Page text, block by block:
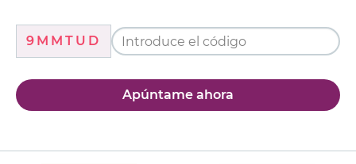
9MMTUD
Apúntame ahora